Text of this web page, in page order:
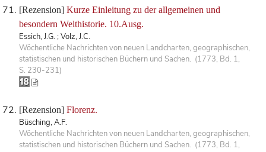
[Rezension] Kurze Einleitung zu der allgemeinen und
besondern Welthistorie. 10.Ausg.
Essich, J.G. ; Volz, J.C.
Wöchentliche Nachrichten von neuen Landcharten, geographischen,
statistischen und historischen Büchern und Sachen. (1773, Bd. 1,
S. 230-231)
[Rezension] Florenz.
Büsching, A.F.
Wöchentliche Nachrichten von neuen Landcharten, geographischen,
statistischen und historischen Büchern und Sachen. (1773, Bd. 1,